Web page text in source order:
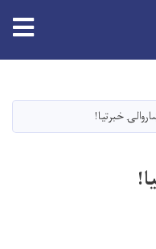
خبرتیا!